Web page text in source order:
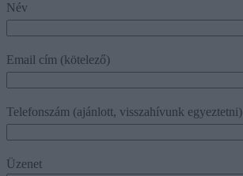
Név
Email cím (kötelező)
Telefonszám (ajánlott, visszahívunk egyeztetni)
Üzenet